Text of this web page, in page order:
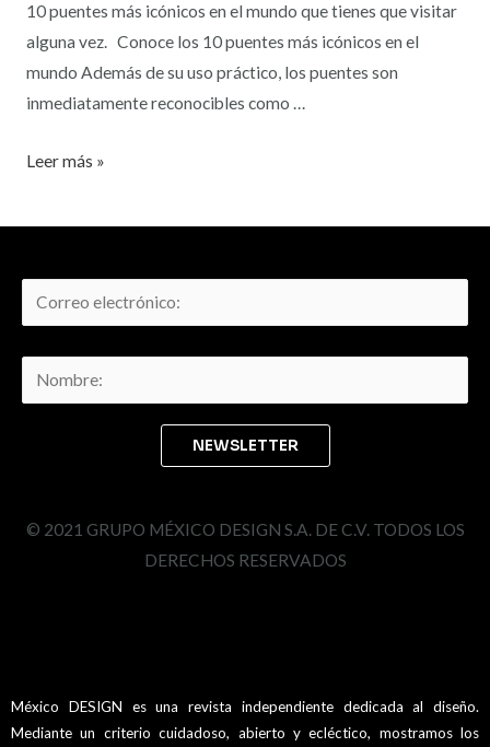
10 puentes más icónicos en el mundo que tienes que visitar
alguna vez. Conoce los 10 puentes más icónicos en el
mundo Además de su uso práctico, los puentes son
inmediatamente reconocibles como …
Leer más »
© 2021 GRUPO MÉXICO DESIGN S.A. DE C.V. TODOS LOS
DERECHOS RESERVADOS
México DESIGN es una revista independiente dedicada al diseño.
Mediante un criterio cuidadoso, abierto y ecléctico, mostramos los